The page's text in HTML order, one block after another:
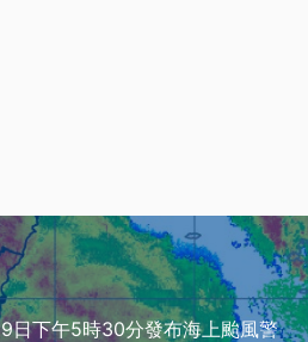
日下午5時30分發布海上颱風警